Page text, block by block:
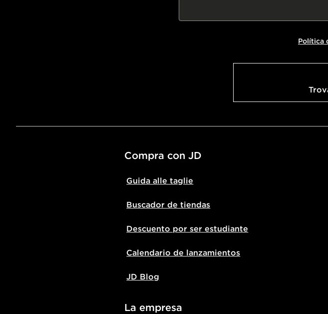
Política
Compra con JD
Guida alle taglie
Buscador de tiendas
Descuento por ser estudiante
Calendario de lanzamientos
JD Blog
La empresa